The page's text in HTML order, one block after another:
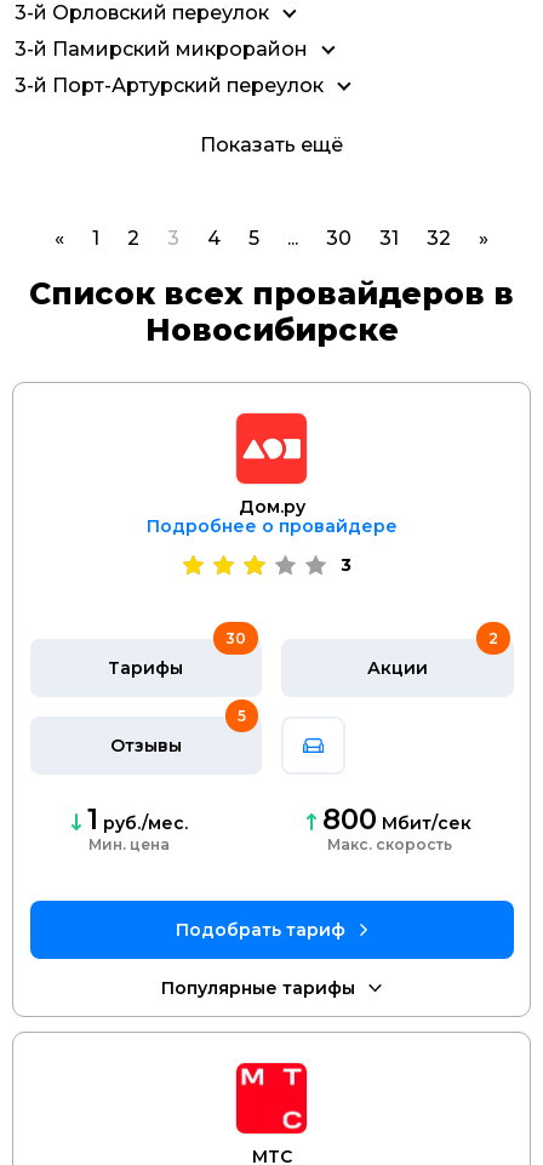
3-й Орловский переулок
3-й Памирский микрорайон
3-й Порт-Артурский переулок
Показать ещё
« 1 2 3 4 5 ... 30 31 32 »
Список всех провайдеров в
Новосибирске
Дом.ру
Подробнее о провайдере
3
Тарифы
30
Акции
2
Отзывы
5
1 руб./мес.
Мин. цена
800 Мбит/сек
скорость
МТС